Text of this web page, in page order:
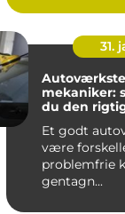
31.
mekaniker:
du den
Et godt
være
problemfrie
gentagn...